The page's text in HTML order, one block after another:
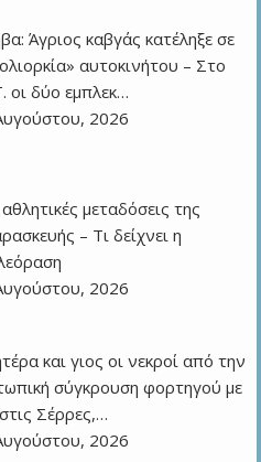
Άγριος καβγάς κατέληξε σε
αυτοκινήτου – Στο
οι δύο εμπλεκ…
2026
μεταδόσεις της
– Τι δείχνει η
2026
και γιος οι νεκροί από την
σύγκρουση φορτηγού με
Σέρρες,…
2026